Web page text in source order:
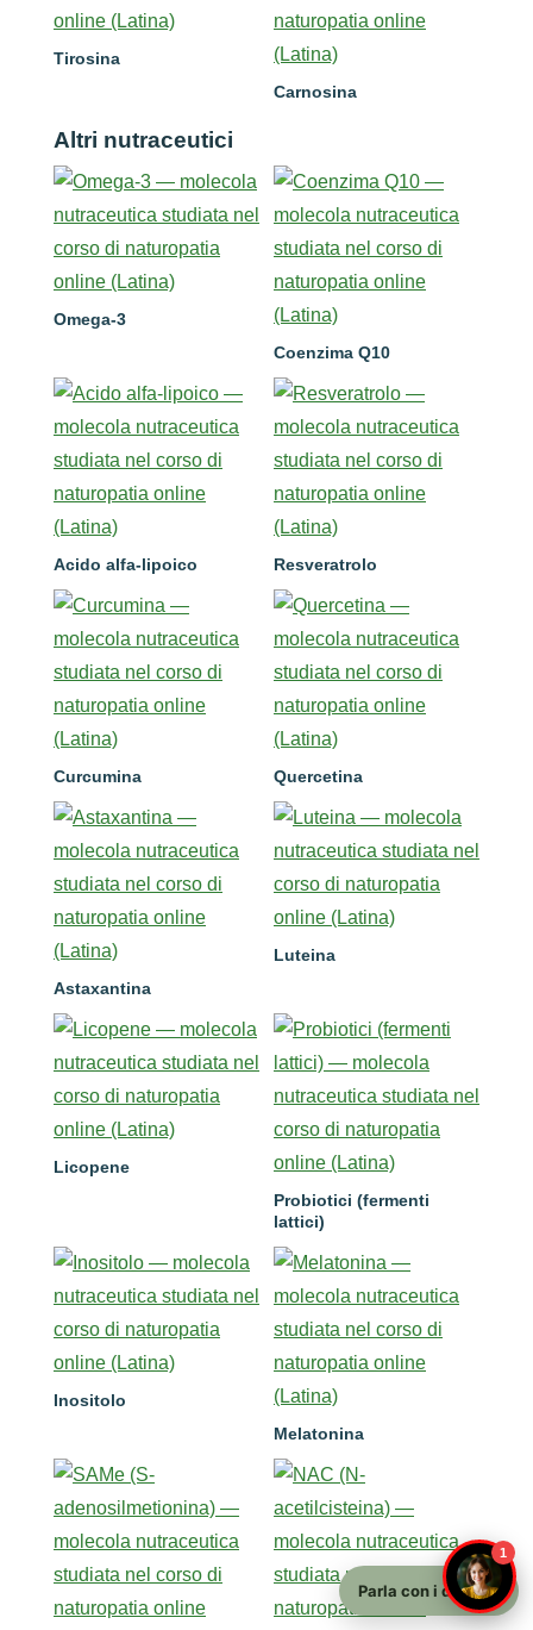
Tirosina
Carnosina
Altri nutraceutici
Omega-3
Coenzima Q10
Acido alfa-lipoico Resveratrolo
Curcumina Quercetina
Astaxantina
Luteina
Licopene
Probiotici (fermenti
lattici)
Inositolo
Melatonina
1
Parla con i docenti